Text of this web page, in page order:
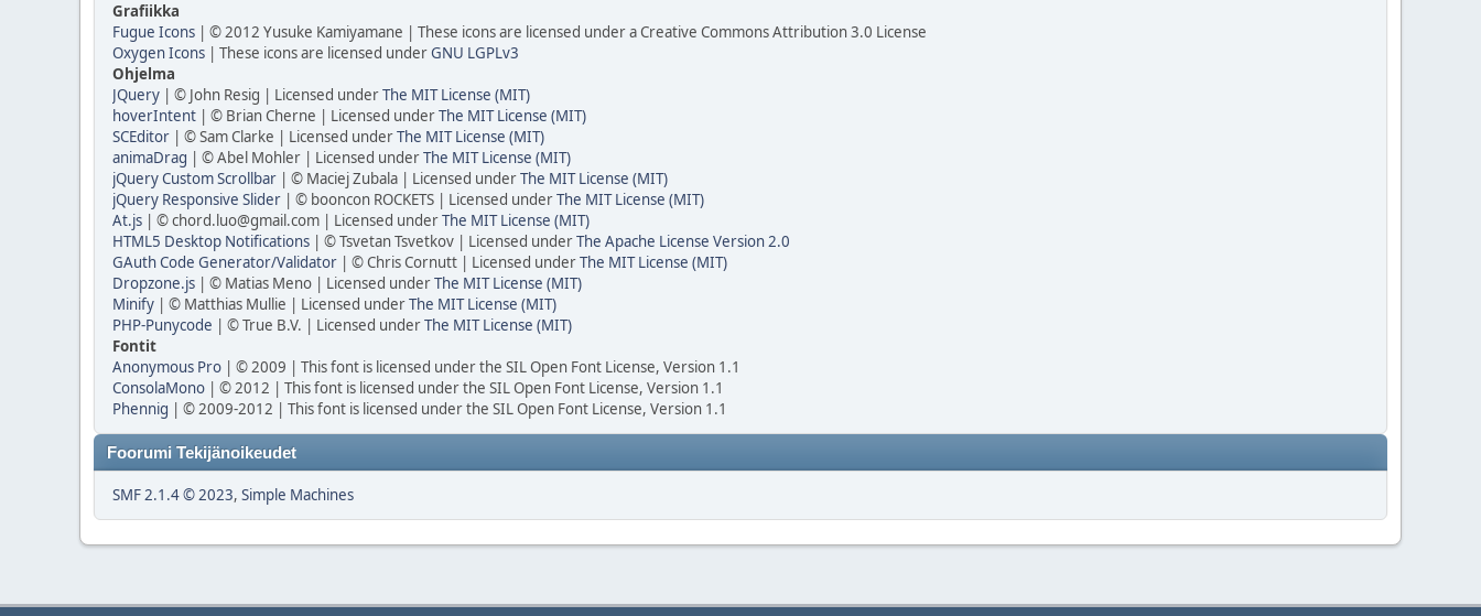
Grafiikka
Fugue Icons | © 2012 Yusuke Kamiyamane | These icons are licensed under a Creative Commons Attribution 3.0 License
Oxygen Icons | These icons are licensed underGNU LGPLv3
Ohjelma
JQuery | © John Resig | Licensed underThe MIT License (MIT)
hoverIntent | © Brian Cherne | Licensed underThe MIT License (MIT)
SCEditor | © Sam Clarke | Licensed underThe MIT License (MIT)
animaDrag | © Abel Mohler | Licensed underThe MIT License (MIT)
jQuery Custom Scrollbar | © Maciej Zubala | Licensed underThe MIT License (MIT)
jQuery Responsive Slider | © booncon ROCKETS | Licensed underThe MIT License (MIT)
At.js | © chord.luo@gmail.com | Licensed underThe MIT License (MIT)
HTML5 Desktop Notifications | © Tsvetan Tsvetkov | Licensed underThe Apache License Version 2.0
GAuth Code Generator/Validator | © Chris Cornutt | Licensed underThe MIT License (MIT)
Dropzone.js | © Matias Meno | Licensed underThe MIT License (MIT)
Minify | © Matthias Mullie | Licensed underThe MIT License (MIT)
PHP-Punycode | © True B.V. | Licensed underThe MIT License (MIT)
Fontit
Anonymous Pro | © 2009 | This font is licensed under the SIL Open Font License, Version 1.1
ConsolaMono | © 2012 | This font is licensed under the SIL Open Font License, Version 1.1
Phennig | © 2009-2012 | This font is licensed under the SIL Open Font License, Version 1.1
Foorumi Tekijänoikeudet
SMF 2.1.4 © 2023, Simple Machines